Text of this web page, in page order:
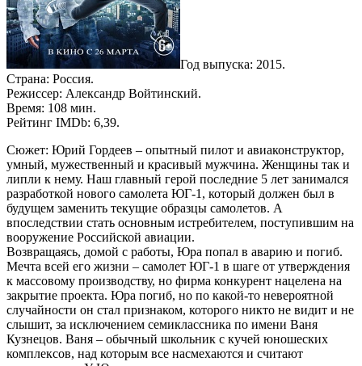
Год выпуска: 2015.
Страна: Россия.
Режиссер: Александр Войтинский.
Время: 108 мин.
Рейтинг IMDb: 6,39.
Сюжет: Юрий Гордеев – опытный пилот и авиаконструктор,
умный, мужественный и красивый мужчина. Женщины так и
липли к нему. Наш главный герой последние 5 лет занимался
разработкой нового самолета ЮГ-1, который должен был в
будущем заменить текущие образцы самолетов. А
впоследствии стать основным истребителем, поступившим на
вооружение Российской авиации.
Возвращаясь, домой с работы, Юра попал в аварию и погиб.
Мечта всей его жизни – самолет ЮГ-1 в шаге от утверждения
к массовому производству, но фирма конкурент нацелена на
закрытие проекта. Юра погиб, но по какой-то невероятной
случайности он стал признаком, которого никто не видит и не
слышит, за исключением семиклассника по имени Ваня
Кузнецов. Ваня – обычный школьник с кучей юношеских
комплексов, над которым все насмехаются и считают